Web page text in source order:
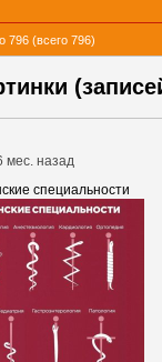
796 (всего 796)
мес. назад
специальности